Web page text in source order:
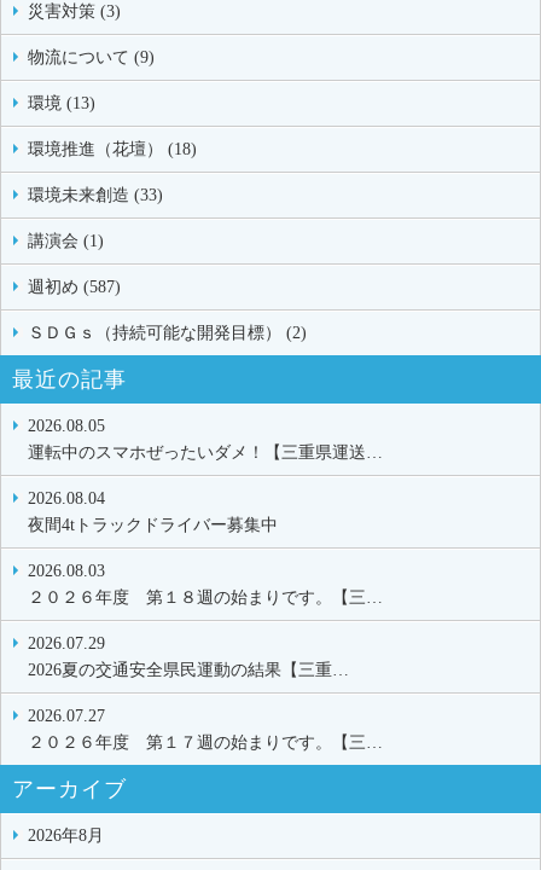
災害対策 (3)
物流について (9)
環境 (13)
環境推進（花壇） (18)
環境未来創造 (33)
講演会 (1)
週初め (587)
ＳＤＧｓ（持続可能な開発目標） (2)
最近の記事
2026.08.05
運転中のスマホぜったいダメ！【三重県運送…
2026.08.04
夜間4tトラックドライバー募集中
2026.08.03
２０２６年度 第１８週の始まりです。【三…
2026.07.29
2026夏の交通安全県民運動の結果【三重…
2026.07.27
２０２６年度 第１７週の始まりです。【三…
アーカイブ
2026年8月